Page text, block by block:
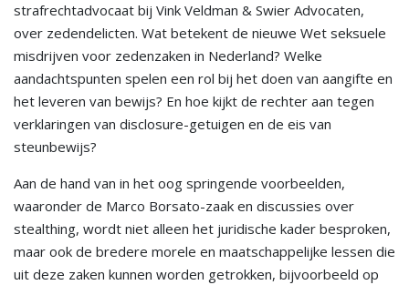
strafrechtadvocaat bij Vink Veldman & Swier Advocaten,
over zedendelicten. Wat betekent de nieuwe Wet seksuele
misdrijven voor zedenzaken in Nederland? Welke
aandachtspunten spelen een rol bij het doen van aangifte en
het leveren van bewijs? En hoe kijkt de rechter aan tegen
verklaringen van disclosure-getuigen en de eis van
steunbewijs?
Aan de hand van in het oog springende voorbeelden,
waaronder de Marco Borsato-zaak en discussies over
stealthing, wordt niet alleen het juridische kader besproken,
maar ook de bredere morele en maatschappelijke lessen die
uit deze zaken kunnen worden getrokken, bijvoorbeeld op